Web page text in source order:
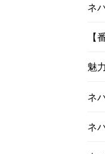
ネ
【
魅
ネ
ネ